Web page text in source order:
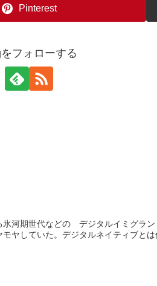
Pinterest
フォローする
河期世代などの デジタルイミグラ
ヤしていた。デジタルネイティブとは